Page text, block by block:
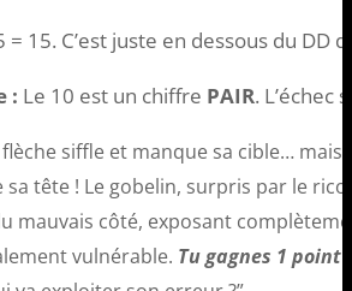
= 15. C’est juste en dessous du DD
: Le 10 est un chiffre PAIR. L’échec
flèche siffle et manque sa cible…
sa tête ! Le gobelin, surpris par le
mauvais côté, exposant
vulnérable. Tu gagnes 1 point